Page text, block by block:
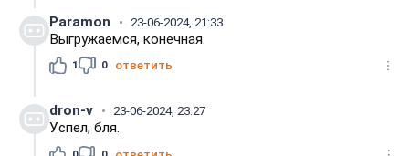
Paramon 23-06-2024, 21:33
Выгружаемся, конечная.
1 0 ответить
dron-v 23-06-2024, 23:27
Успел, бля.